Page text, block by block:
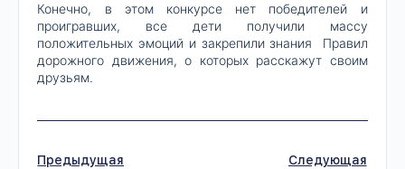
Конечно, в этом конкурсе нет победителей и
проигравших, все дети получили массу
положительных эмоций и закрепили знания Правил
дорожного движения, о которых расскажут своим
друзьям.
Предыдущая Следующая